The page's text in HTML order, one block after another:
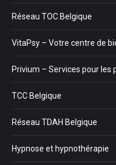
Réseau TOC Belgique
VitaPsy – Votre centre de
Privium – Services pour les
TCC Belgique
Réseau TDAH Belgique
Hypnose et hypnothérapie